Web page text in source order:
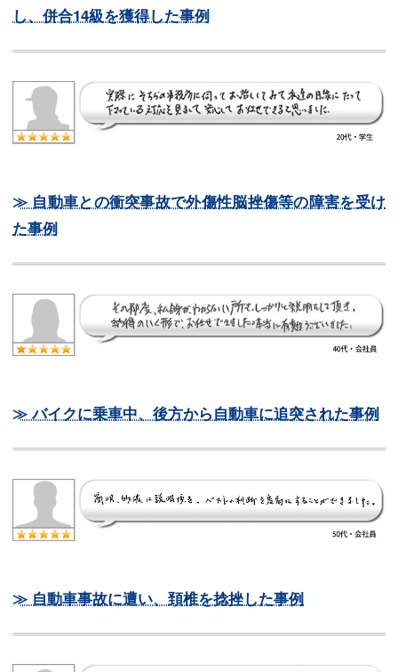
し、併合14級を獲得した事例
≫ 自動車との衝突事故で外傷性脳挫傷等の障害を受け
た事例
≫ バイクに乗車中、後方から自動車に追突された事例
≫ 自動車事故に遭い、頚椎を捻挫した事例